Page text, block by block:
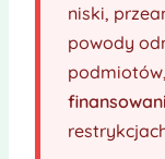
niski,
powody